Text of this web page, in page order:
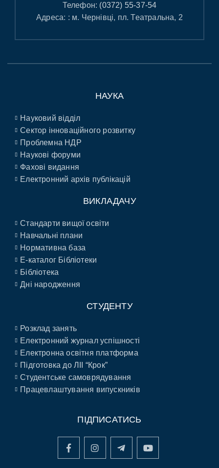
Телефон: (0372) 55-37-54
Адреса: : м. Чернівці, пл. Театральна, 2
НАУКА
Науковий відділ
Сектор інноваційного розвитку
Проблемна НДР
Наукові форуми
Фахові видання
Електронний архів публікацій
ВИКЛАДАЧУ
Стандарти вищої освіти
Навчальні плани
Нормативна база
E-каталог Бібліотеки
Бібліотека
Дні народження
СТУДЕНТУ
Розклад занять
Електронний журнал успішності
Електронна освітня платформа
Підготовка до ЛІІ “Крок”
Студентське самоврядування
Працевлаштування випускників
ПІДПИСАТИСЬ